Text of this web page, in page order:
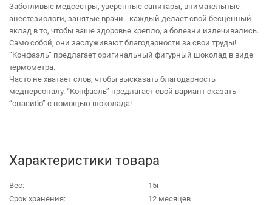
Заботливые медсестры, уверенные санитары, внимательные
анестезиологи, занятые врачи - каждый делает свой бесценный
вклад в то, чтобы ваше здоровье крепло, а болезни излечивались.
Само собой, они заслуживают благодарности за свои труды!
“Конфаэль” предлагает оригинальный фигурный шоколад в виде
термометра.
Часто не хватает слов, чтобы высказать благодарность
медперсоналу. “Конфаэль” предлагает свой вариант сказать
“спасибо” с помощью шоколада!
Характеристики товара
Вес:
15г
Срок хранения:
12 месяцев